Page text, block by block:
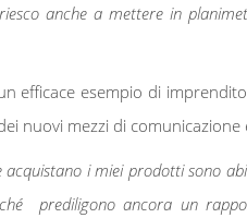
anche a mettere in
efficace esempio di
nuovi mezzi di
acquistano i miei prodotti sono
prediligono ancora un